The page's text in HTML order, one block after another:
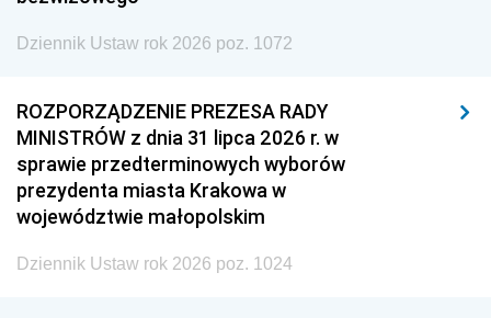
Dziennik Ustaw rok 2026 poz. 1072
ROZPORZĄDZENIE PREZESA RADY
MINISTRÓW z dnia 31 lipca 2026 r. w
sprawie przedterminowych wyborów
prezydenta miasta Krakowa w
województwie małopolskim
Dziennik Ustaw rok 2026 poz. 1024